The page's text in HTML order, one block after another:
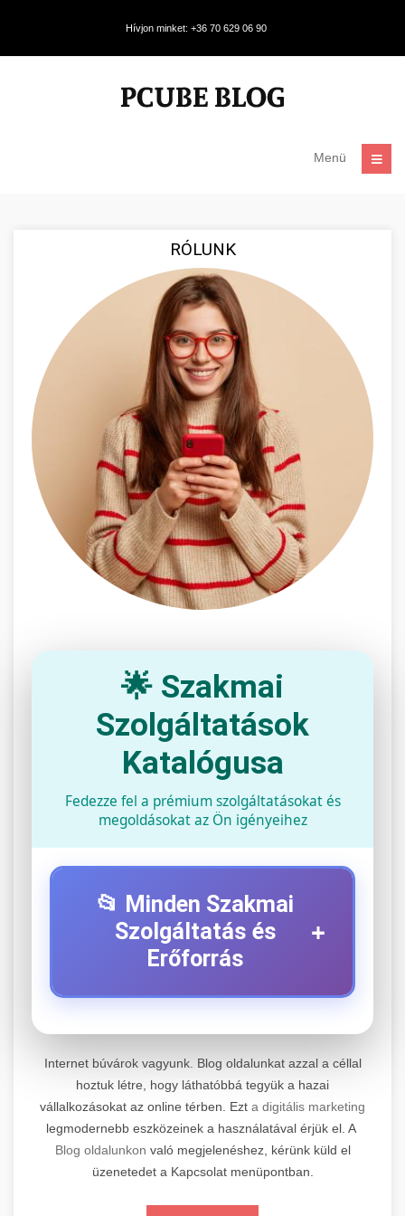
Hívjon minket: +36 70 629 06 90
Menü
RÓLUNK
🌟 Szakmai
Szolgáltatások
Katalógusa
Fedezze fel a prémium szolgáltatásokat és
megoldásokat az Ön igényeihez
📂 Minden Szakmai
Szolgáltatás és
Erőforrás
+
+
Professzionális elektromos roller javítási és
karbantartási szolgáltatások. Szakértő
technikusaink minőségi szervízt nyújtanak
minden jelentős márkához és modellhez.
Szervizközpont Látogatása
📊 2. Online Marketing
Ügynökség
+
Átfogó online marketing szolgáltatások,
beleértve a SEO-t, közösségi média kezelést és
Internet búvárok vagyunk. Blog oldalunkat azzal a céllal
hoztuk létre, hogy láthatóbbá tegyük a hazai
vállalkozásokat az online térben. Ezt a digitális marketing
legmodernebb eszközeinek a használatával érjük el. A
Blog oldalunkon való megjelenéshez, kérünk küld el
üzenetedet a Kapcsolat menüpontban.